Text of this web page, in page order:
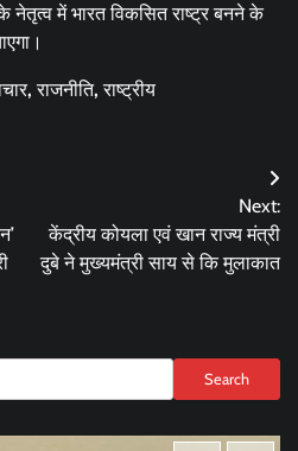
नेतृत्व में भारत विकसित राष्ट्र बनने के
,राजनीति,राष्ट्रीय
Next:
केंद्रीय कोयला एवं खान राज्य मंत्री
दुबे ने मुख्यमंत्री साय से कि मुलाकात
Search